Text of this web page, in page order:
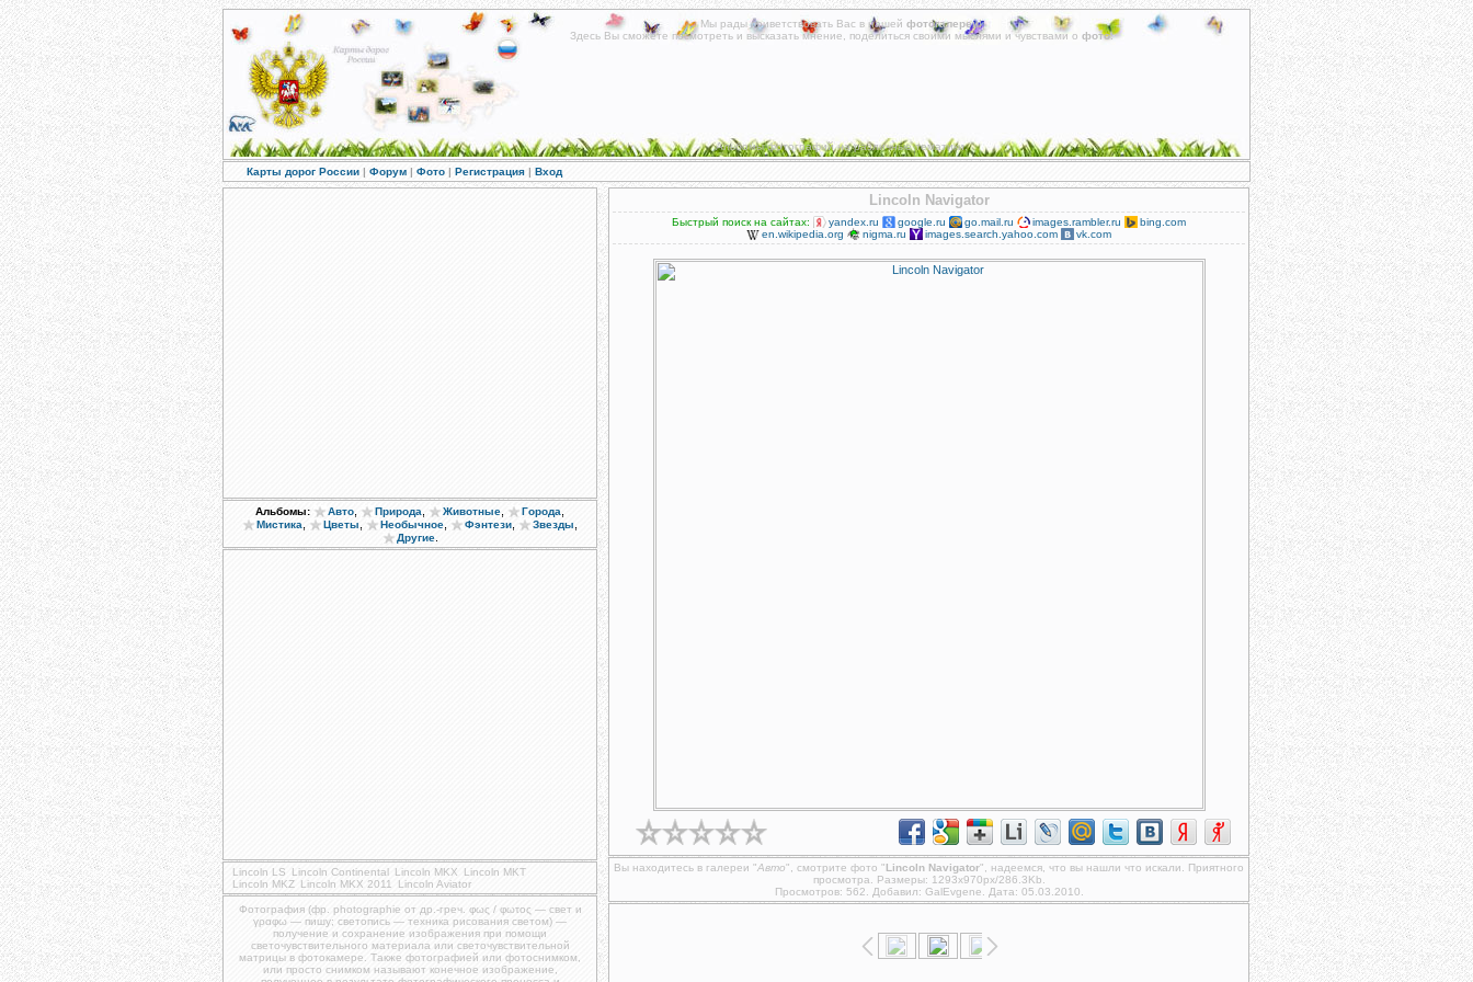
Мы рады приветствовать Вас в нашей фотогалереи!
Здесь Вы сможете посмотреть и высказать мнение, поделиться своими мыслями и чувствами о фото.
Альбомы фотографий на различные тематики.
Карты дорог России | Форум | Фото | Регистрация | Вход
Альбомы: Авто Природа Животные Города
Мистика Цветы Необычное Фэнтези Звезды
Другие.
Lincoln LS Lincoln Continental Lincoln MKX
Lincoln MKT
Lincoln MKZ Lincoln MKX 2011 Lincoln Aviator
Фотография (фр. photographie от др.-греч. φως / φωτος — свет и
γραφω — пишу; светопись — техника рисования светом) —
получение и сохранение изображения при помощи
светочувствительного материала или светочувствительной
матрицы в фотокамере. Также фотографией или фотоснимком,
или просто снимком называют конечное изображение,
Lincoln Navigator
Быстрый поиск на сайтах: yandex.ru google.ru go.mail.ru images.rambler.ru
bing.com
en.wikipedia.org
nigma.ru images.search.yahoo.com vk.com
Вы находитесь в галереи "Авто", смотрите фото "Lincoln Navigator", надеемся, что вы нашли что искали. Приятного
просмотра. Размеры: 1293x970px/286.3Kb.
Просмотров: 562. Добавил: GalEvgene . Дата: 05.03.2010.